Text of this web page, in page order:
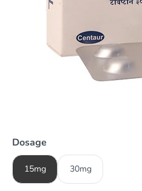
Dosage
15mg 30mg